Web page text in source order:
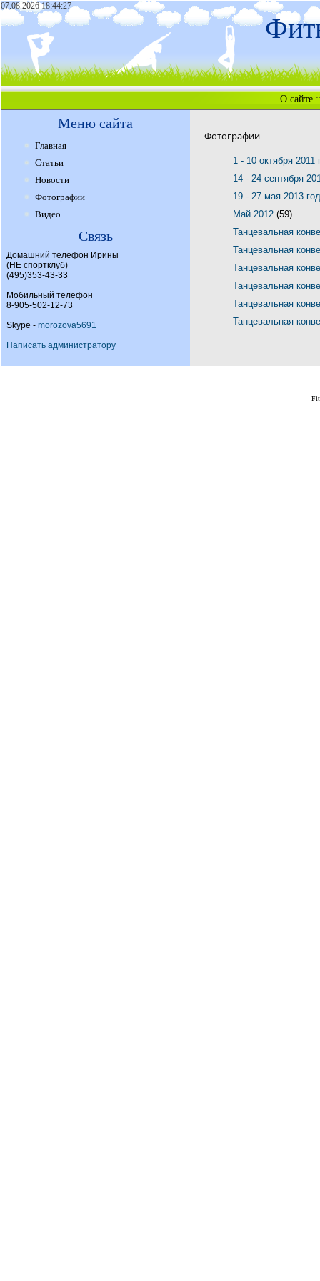
07.08.2026 18:44:27
О сайте
Меню сайта
Главная
Статьи
Новости
Фотографии
Видео
Связь
Домашний телефон Ирины
(НЕ спортклуб)
(495)353-43-33
Мобильный телефон
8-905-502-12-73
Skype - morozova5691
Написать администратору
Фотографии
1 - 10 октября 2011
14 - 24 сентября
19 - 27 мая 2013
Май 2012 (59)
Танцевальная
Танцевальная
Танцевальная
Танцевальная
Танцевальная
Танцевальная